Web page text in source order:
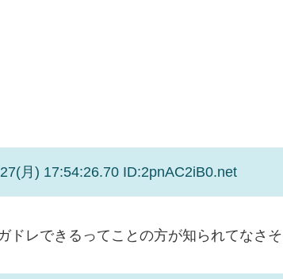
月) 17:54:26.70 ID:2pnAC2iB0.net
ドレできるってことの方が知られてなさそ